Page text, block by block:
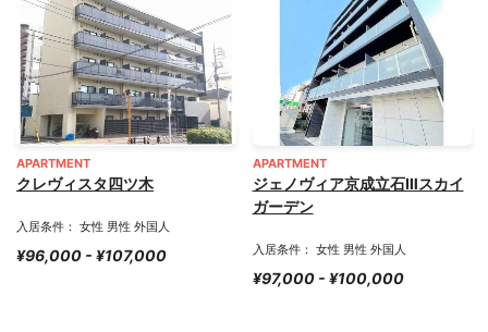
APARTMENT
クレヴィスタ四ツ木
入居条件： 女性 男性 外国人
¥96,000 - ¥107,000
APARTMENT
ジェノヴィア京成立石Ⅲスカイ
ガーデン
入居条件： 女性 男性 外国人
¥97,000 - ¥100,000